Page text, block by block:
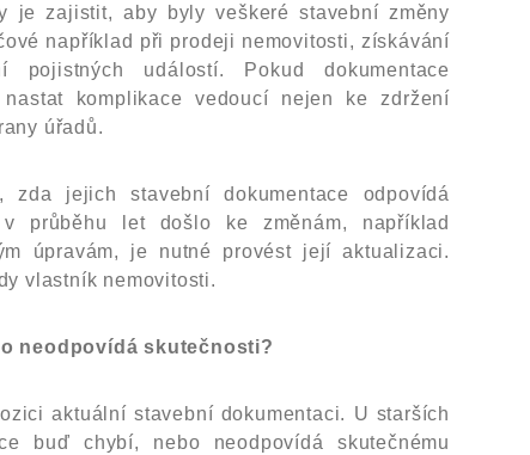
je zajistit, aby byly veškeré stavební změny
například při prodeji nemovitosti, získávání
událostí. Pokud dokumentace
komplikace vedoucí nejen ke zdržení
úřadů.
jejich stavební dokumentace odpovídá
průběhu let došlo ke změnám, například
úpravám, je nutné provést její aktualizaci.
vlastník nemovitosti.
neodpovídá skutečnosti?
aktuální stavební dokumentaci. U starších
buď chybí, nebo neodpovídá skutečnému